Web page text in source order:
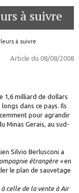
à suivre
à suivre
Article du 08/08/2008
1,6 milliard de dollars
dans ce pays. Ils
pour agrandir
Minas Gerais, au sud-
Silvio Berlusconi a
étrangère »en
le plan de sauvetage
à celle de la vente à Air